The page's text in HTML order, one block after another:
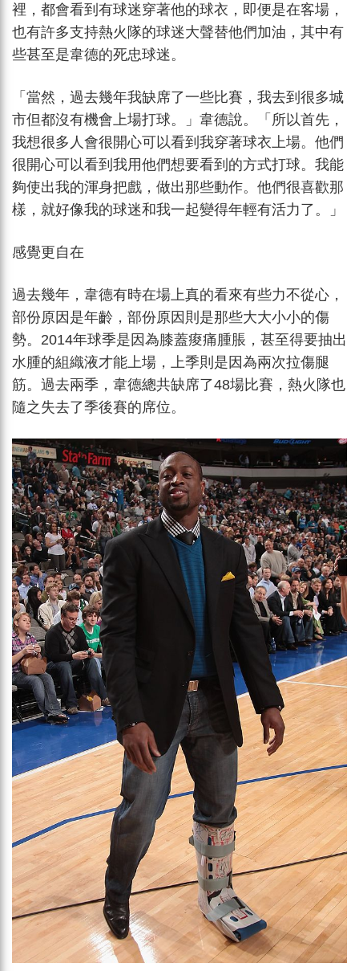
裡，都會看到有球迷穿著他的球衣，即便是在客場，
也有許多支持熱火隊的球迷大聲替他們加油，其中有
些甚至是韋德的死忠球迷。
「當然，過去幾年我缺席了一些比賽，我去到很多城
市但都沒有機會上場打球。」韋德說。「所以首先，
我想很多人會很開心可以看到我穿著球衣上場。他們
很開心可以看到我用他們想要看到的方式打球。我能
夠使出我的渾身把戲，做出那些動作。他們很喜歡那
樣，就好像我的球迷和我一起變得年輕有活力了。」
感覺更自在
過去幾年，韋德有時在場上真的看來有些力不從心，
部份原因是年齡，部份原因則是那些大大小小的傷
勢。2014年球季是因為膝蓋痠痛腫脹，甚至得要抽出
水腫的組織液才能上場，上季則是因為兩次拉傷腿
筋。過去兩季，韋德總共缺席了48場比賽，熱火隊也
隨之失去了季後賽的席位。